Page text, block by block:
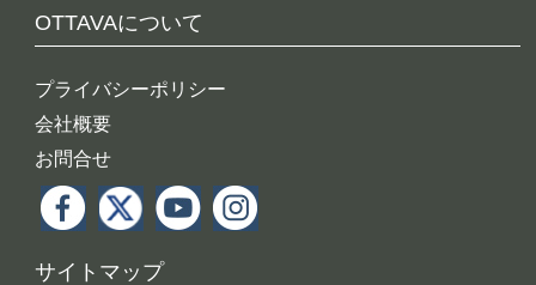
OTTAVAについて
プライバシーポリシー
会社概要
お問合せ
サイトマップ